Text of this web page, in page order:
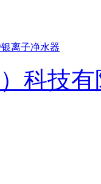
离子净水器
科技